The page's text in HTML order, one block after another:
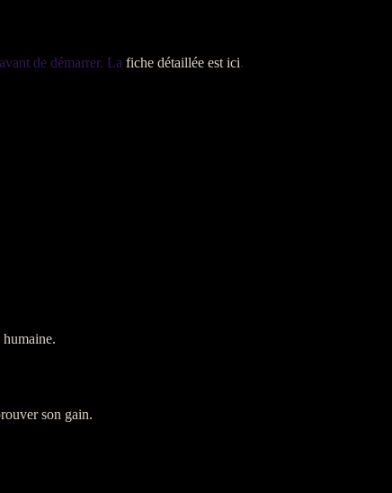
de démarrer. La fiche détaillée est ici.
son gain.